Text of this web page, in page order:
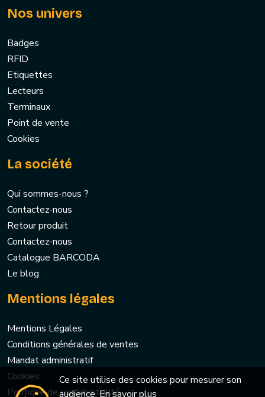
Nos univers
Badges
RFID
Etiquettes
Lecteurs
Terminaux
Point de vente
Cookies
La société
Qui sommes-nous ?
Contactez-nous
Retour produit
Contactez-nous
Catalogue BARCODA
Le blog
Mentions légales
Mentions Légales
Conditions générales de ventes
Mandat administratif
Cookies
Politique de confidentialité
Ce site utilise des cookies pour mesurer son
audience.En savoir plus